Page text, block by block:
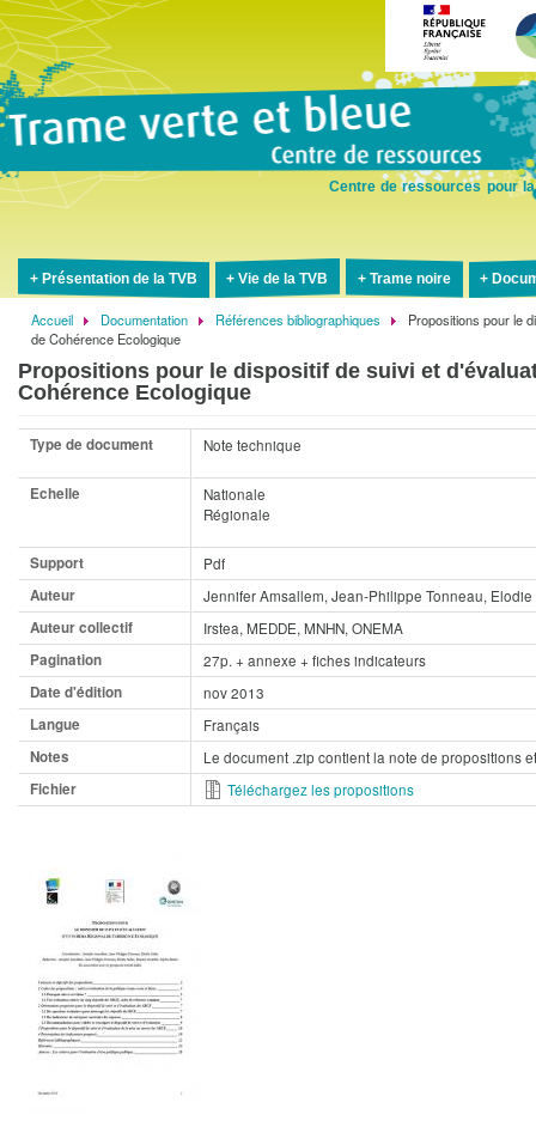
Centre de ressources pour
Présentation de la TVB Vie de la TVB Trame noire
Fil
d'Ariane
Accueil Documentation Références bibliographiques
Propositions pour le
de Cohérence Ecologique
Propositions pour le dispositif de suivi et
Cohérence Ecologique
Type de document Note technique
Echelle
Nationale
Régionale
Support
Pdf
Auteur
Jennifer Amsallem, Jean-Philippe Tonneau,
Auteur collectif
Irstea, MEDDE, MNHN, ONEMA
Pagination
27p. + annexe + fiches indicateurs
Date d'édition
nov 2013
Langue
Français
Notes
Le document .zip contient la note de propositions
Fichier
Téléchargez les propositions